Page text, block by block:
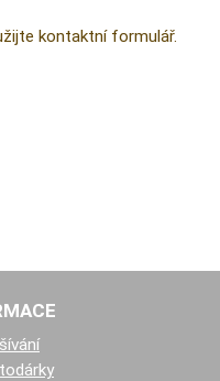
kontaktní formulář.